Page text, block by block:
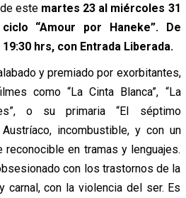
este martes 23 al miércoles 31
“Amour por Haneke”. De
hrs, con Entrada Liberada.
y premiado por exorbitantes,
como “La Cinta Blanca”, “La
o su primaria “El séptimo
incombustible, y con un
en tramas y lenguajes.
con los trastornos de la
carnal, con la violencia del ser. Es